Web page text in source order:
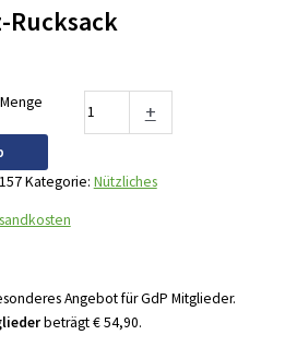
Rucksack
+
Kategorie: Nützliches
Angebot für GdP Mitglieder.
beträgt € 54,90.